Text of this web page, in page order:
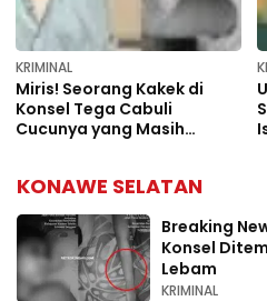
KRIMINAL
Miris! Seorang Kakek di
Konsel Tega Cabuli
Cucunya yang Masih
KONAWE SELATAN
Breaking
Konsel
Lebam
KRIMINAL